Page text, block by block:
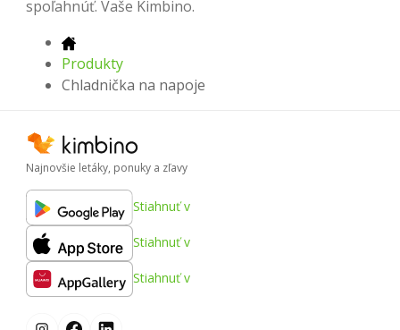
spoľahnúť. Vaše Kimbino.
Produkty
Chladnička na napoje
Najnovšie letáky, ponuky a zľavy
Stiahnuť v
Stiahnuť v
Stiahnuť v